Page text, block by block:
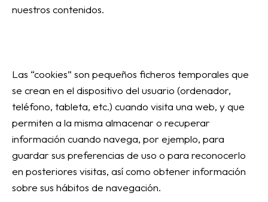
nuestros contenidos.
Las “cookies” son pequeños ficheros temporales que
se crean en el dispositivo del usuario (ordenador,
teléfono, tableta, etc.) cuando visita una web, y que
permiten a la misma almacenar o recuperar
información cuando navega, por ejemplo, para
guardar sus preferencias de uso o para reconocerlo
en posteriores visitas, así como obtener información
sobre sus hábitos de navegación.